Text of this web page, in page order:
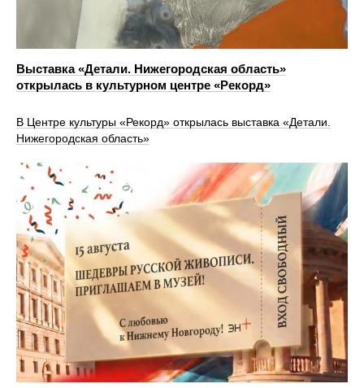
Выставка «Детали. Нижегородская область»
открылась в культурном центре «Рекорд»
В Центре культуры «Рекорд» открылась выставка «Детали.
Нижегородская область»